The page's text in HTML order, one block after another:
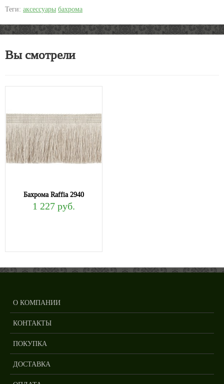
Теги: аксессуары бахрома
Вы смотрели
Бахрома Raffia 2940
1 227 руб.
О КОМПАНИИ
КОНТАКТЫ
ПОКУПКА
ДОСТАВКА